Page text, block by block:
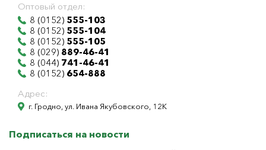
Оптовый отдел:
8 (0152) 555-103
8 (0152) 555-104
8 (0152) 555-105
8 (029) 889-46-41
8 (044) 741-46-41
8 (0152) 654-888
Адрес:
г. Гродно, ул. Ивана Якубовского, 12К
Подписаться на новости